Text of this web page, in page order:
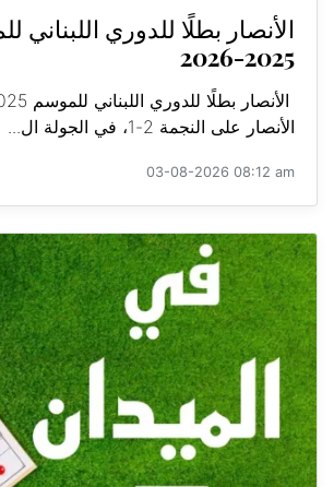
الأنصار بطلًا للدوري اللبناني
2025-2026
الأنصار على النجمة 2-1، في الجولة ال...
03-08-2026 08:12 am